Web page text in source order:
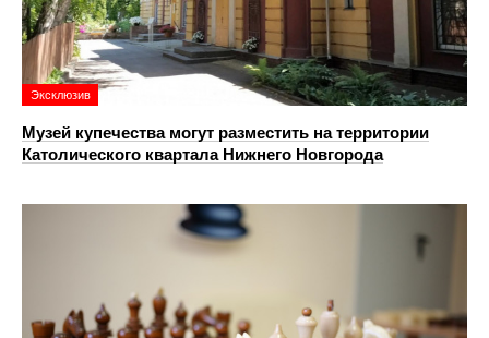
Эксклюзив
Музей купечества могут разместить на территории
Католического квартала Нижнего Новгорода